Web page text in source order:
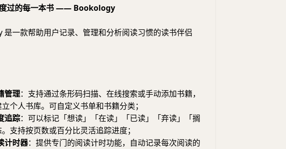
过的每一本书 —— Bookology
一款帮助用户记录、管理和分析阅读习惯的读书伴侣
管理：支持通过条形码扫描、在线搜索或手动添加书籍，
个人书库。可自定义书单和书籍分类；
追踪：可以标记「想读」「在读」「已读」「弃读」「搁
支持按页数或百分比灵活追踪进度；
计时器：提供专门的阅读计时功能，自动记录每次阅读的